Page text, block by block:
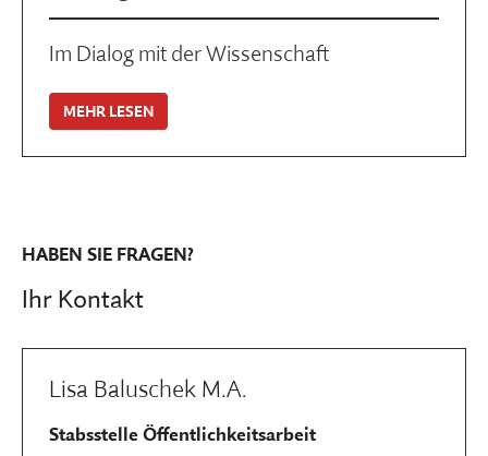
Im Dialog mit der Wissenschaft
MEHR LESEN
Ihr Kontakt
HABEN SIE FRAGEN?
Lisa Baluschek M.A.
Stabsstelle Öffentlichkeitsarbeit